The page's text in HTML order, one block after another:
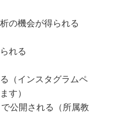
の機会が得られる
れる
（インスタグラムペ
す）
公開される（所属教